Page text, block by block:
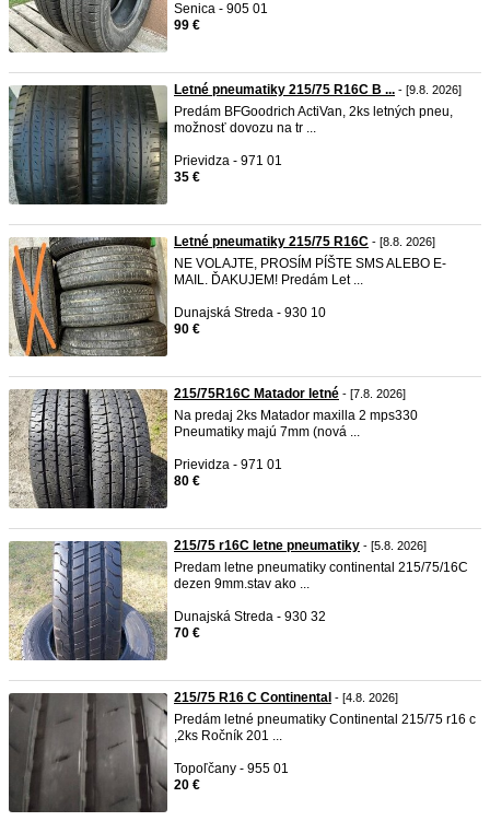
Senica - 905 01
99 €
Letné pneumatiky 215/75 R16C B ... - [9.8. 2026]
Predám BFGoodrich ActiVan, 2ks letných pneu,
možnosť dovozu na tr ...
Prievidza - 971 01
35 €
Letné pneumatiky 215/75 R16C - [8.8. 2026]
NE VOLAJTE, PROSÍM PÍŠTE SMS ALEBO E-
MAIL. ĎAKUJEM! Predám Let ...
Dunajská Streda - 930 10
90 €
215/75R16C Matador letné - [7.8. 2026]
Na predaj 2ks Matador maxilla 2 mps330
Pneumatiky majú 7mm (nová ...
Prievidza - 971 01
80 €
215/75 r16C letne pneumatiky - [5.8. 2026]
Predam letne pneumatiky continental 215/75/16C
dezen 9mm.stav ako ...
Dunajská Streda - 930 32
70 €
215/75 R16 C Continental - [4.8. 2026]
Predám letné pneumatiky Continental 215/75 r16 c
,2ks Ročník 201 ...
Topoľčany - 955 01
20 €